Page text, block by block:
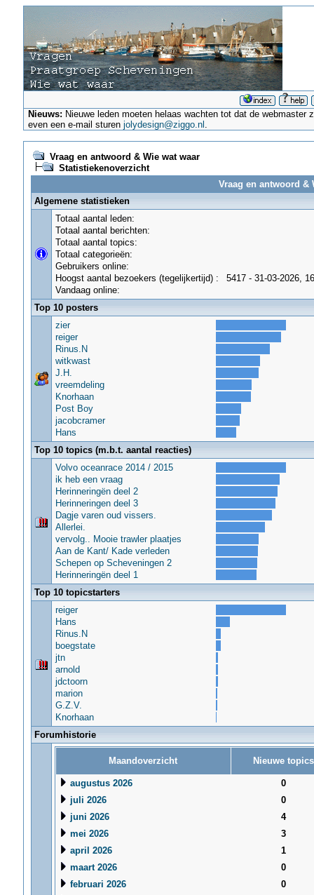
Nieuws: Nieuwe leden moeten helaas wachten tot dat de
even een e-mail sturenjolydesign@ziggo.nl .
Vraag en antwoord & Wie wat waar
Statistiekenoverzicht
Vraag en antwoord &
Algemene statistieken
Totaal aantal leden:
Totaal aantal berichten:
Totaal aantal topics:
Totaal categorieën:
Gebruikers online:
Hoogst aantal bezoekers (tegelijkertijd) :
5417 - 31-03-2026,
Vandaag online:
Top 10 posters
zier
reiger
Rinus.N
witkwast
J.H.
vreemdeling
Knorhaan
Post Boy
jacobcramer
Hans
Top 10 topics (m.b.t. aantal reacties)
Volvo oceanrace 2014 / 2015
ik heb een vraag
Herinneringën deel 2
Herinneringen deel 3
Dagje varen oud vissers.
Allerlei.
vervolg.. Mooie trawler plaatjes
Aan de Kant/ Kade verleden
Schepen op Scheveningen 2
Herinneringën deel 1
Top 10 topicstarters
reiger
Hans
Rinus.N
boegstate
jtn
arnold
jdctoorn
marion
G.Z.V.
Knorhaan
Forumhistorie
Maandoverzicht Nieuwe topics
augustus 2026
0
juli 2026
0
juni 2026
4
mei 2026
3
april 2026
1
maart 2026
0
februari 2026
0